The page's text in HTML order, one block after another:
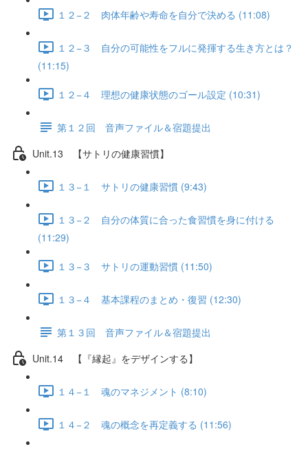
１２−２ 肉体年齢や寿命を自分で決める (11:08)
１２−３ 自分の可能性をフルに発揮する生き方とは？
(11:15)
１２−４ 理想の健康状態のゴール設定 (10:31)
第１２回 音声ファイル＆宿題提出
Unit.13 【サトリの健康習慣】
１３−１ サトリの健康習慣 (9:43)
１３−２ 自分の体質に合った食習慣を身に付ける
(11:29)
１３−３ サトリの運動習慣 (11:50)
１３−４ 基本課程のまとめ・復習 (12:30)
第１３回 音声ファイル＆宿題提出
Unit.14 【『縁起』をデザインする】
１４−１ 魂のマネジメント (8:10)
１４−２ 魂の概念を再定義する (11:56)